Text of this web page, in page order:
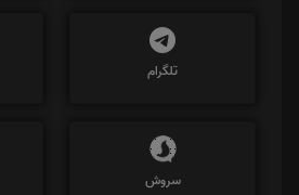
تلگرام
سروش